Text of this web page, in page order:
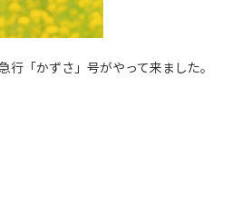
「かずさ」号がやって来ました。